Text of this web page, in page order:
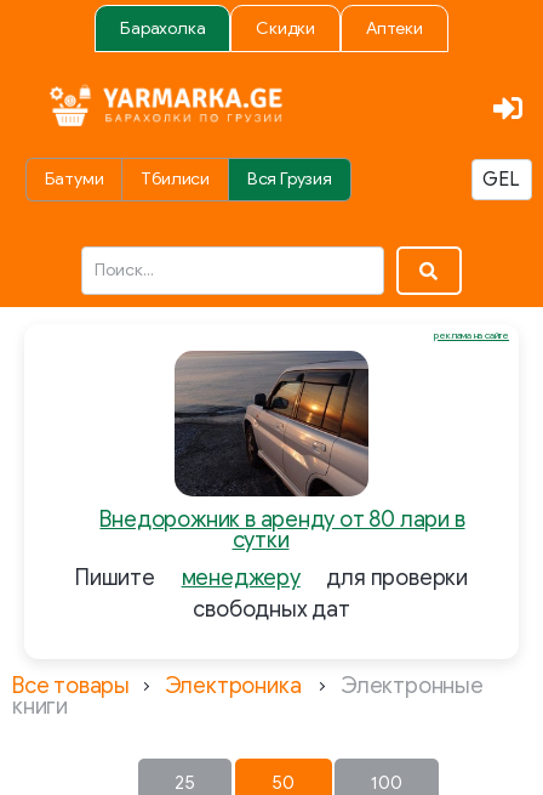
Барахолка Скидки Аптеки
Батуми Тбилиси Вся Грузия
Внедорожник в аренду от 80 лари в
сутки
Пишите
менеджеру
для проверки
свободных дат
реклама на сайте
Все товары Электроника Электронные
книги
25 50 100